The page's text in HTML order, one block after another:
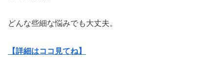
どんな些細な悩みでも大丈夫。
【詳細はココ見てね】